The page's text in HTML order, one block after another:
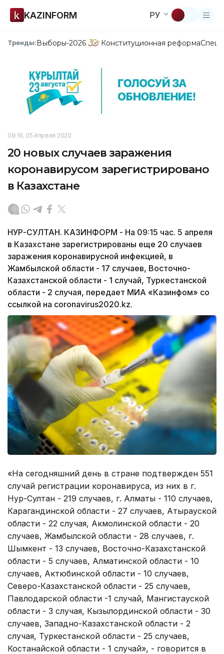
KAZINFORM РУ
Тренды:Выборы-2026 Конституционная реформа
09:16, 05 Апреля 2020
20 новых случаев заражения
коронавирусом зарегистрировано
в Казахстане
НУР-СУЛТАН. КАЗИНФОРМ - На 09:15 час. 5 апреля
в Казахстане зарегистрированы еще 20 случаев
заражения коронавирусной инфекцией, в
Жамбылской области - 17 случаев, Восточно-
Казахстанской области - 1 случай, Туркестанской
области - 2 случая, передает МИА «Казинфом» со
ссылкой на coronavirus2020.kz.
«На сегодняшний день в стране подтвержден 551
случай регистрации коронавируса, из них в г.
Нур-Султан - 219 случаев, г. Алматы - 110 случаев,
Карагандинской области - 27 случаев, Атырауской
области - 22 случая, Акмолинской области - 20
случаев, Жамбылской области - 28 случаев, г.
Шымкент - 13 случаев, Восточно-Казахстанской
области - 5 случаев, Алматинской области - 10
случаев, Актюбинской области - 10 случаев,
Северо-Казахстанской области - 25 случаев,
Павлодарской области -1 случай, Мангистауской
области - 3 случая, Кызылординской области - 30
случаев, Западно-Казахстанской области - 2
случая, Туркестанской области - 25 случаев,
Костанайской области - 1 случай», - говорится в